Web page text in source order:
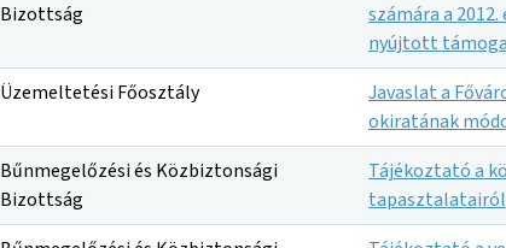
Bizottság
számára a
nyújtott
Üzemeltetési Főosztály
Javaslat a
okiratának
Bűnmegelőzési és Közbiztonsági
Bizottság
Tájékoztató a
tapasztalatairól